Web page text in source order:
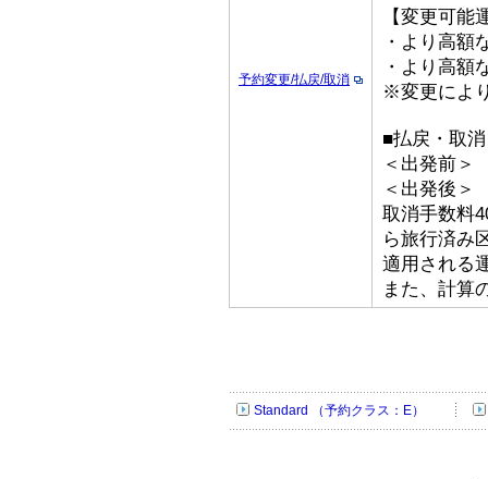
予約変更/払戻/取消
【変更可能
・より高額
・より高額
※変更によ
■払戻・取消
＜出発前＞
＜出発後＞
取消手数料
ら旅行済み
適用される
また、計算
Standard （予約クラス：E）